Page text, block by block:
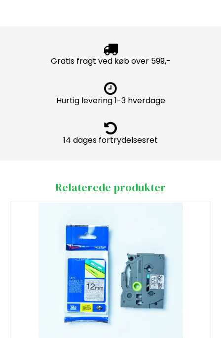
Gratis fragt ved køb over 599,-
Hurtig levering 1-3 hverdage
14 dages fortrydelsesret
Relaterede produkter